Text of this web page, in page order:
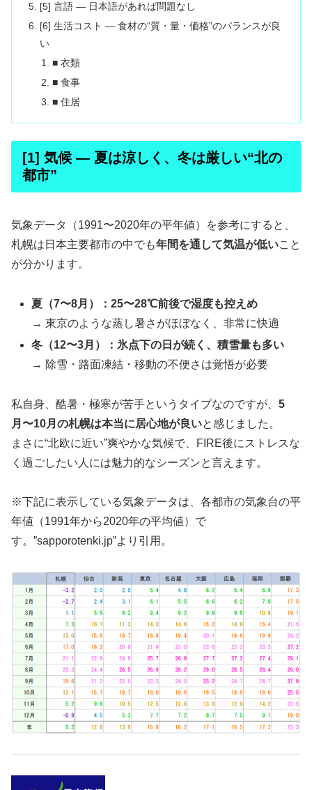
[5] 言語 ― 日本語があれば問題なし
[6] 生活コスト ― 食材の“質・量・価格”のバランスが良
い
■ 衣類
■ 食事
■ 住居
[1] 気候 ― 夏は涼しく、冬は厳しい“北の
都市”
気象データ（1991〜2020年の平年値）を参考にすると、
札幌は日本主要都市の中でも年間を通して気温が低いこと
が分かります。
夏（7〜8月）：25〜28℃前後で湿度も控えめ
→ 東京のような蒸し暑さがほぼなく、非常に快適
冬（12〜3月）：氷点下の日が続く、積雪量も多い
→ 除雪・路面凍結・移動の不便さは覚悟が必要
私自身、酷暑・極寒が苦手というタイプなのですが、 5
月〜10月の札幌は本当に居心地が良いと感じました。
まさに“北欧に近い”爽やかな気候で、FIRE後にストレスな
く過ごしたい人には魅力的なシーズンと言えます。
※下記に表示している気象データは、各都市の気象台の平
年値（1991年から2020年の平均値）で
す。”sapporotenki.jp”より引用。